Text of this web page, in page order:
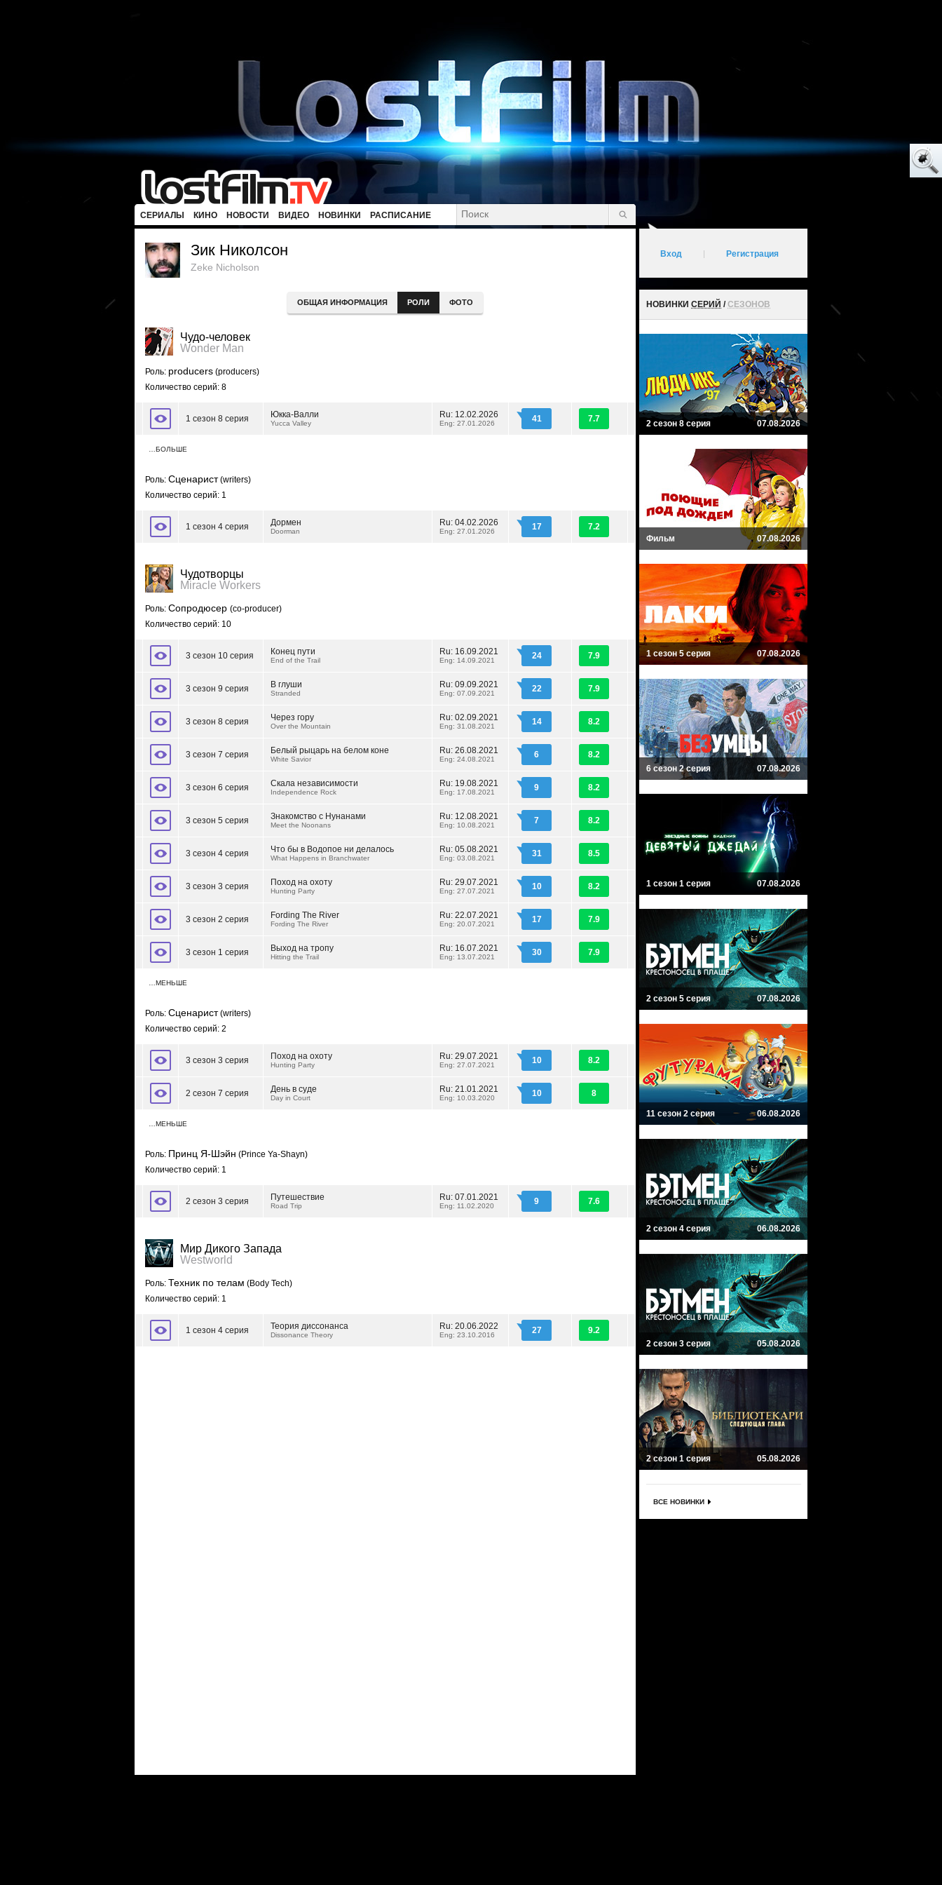
СЕРИАЛЫ КИНО НОВОСТИ ВИДЕО НОВИНКИ РАСПИСАНИЕ
Зик Николсон
Zeke Nicholson
ОБЩАЯ ИНФОРМАЦИЯ РОЛИ ФОТО
Чудо-человек
Wonder Man
Роль: producers (producers)
Количество серий: 8
1 сезон 8 серия Юкка-Валли
Yucca Valley
Ru: 12.02.2026
Eng: 27.01.2026 41 7.7
…БОЛЬШЕ
Роль: Сценарист(writers)
Количество серий: 1
1 сезон 4 серия Дормен
Doorman
Ru: 04.02.2026
Eng: 27.01.2026 17 7.2
Чудотворцы
Miracle Workers
Роль: Сопродюсер (co-producer)
Количество серий: 10
3 сезон 10 серия Конец пути
End of the Trail
Ru: 16.09.2021
Eng: 14.09.2021 24 7.9
3 сезон 9 серия В глуши
Stranded
Ru: 09.09.2021
Eng: 07.09.2021 22 7.9
3 сезон 8 серия Через гору
Over the Mountain
Ru: 02.09.2021
Eng: 31.08.2021 14 8.2
3 сезон 7 серия Белый рыцарь на белом коне
White Savior
Ru: 26.08.2021
Eng: 24.08.2021 6 8.2
3 сезон 6 серия Скала независимости
Independence Rock
Ru: 19.08.2021
Eng: 17.08.2021 9 8.2
3 сезон 5 серия Знакомство с Нунанами
Meet the Noonans
Ru: 12.08.2021
Eng: 10.08.2021 7 8.2
3 сезон 4 серия Что бы в Водопое ни делалось
What Happens in Branchwater
Ru: 05.08.2021
Eng: 03.08.2021 31 8.5
3 сезон 3 серия Поход на охоту
Hunting Party
Ru: 29.07.2021
Eng: 27.07.2021 10 8.2
3 сезон 2 серия Fording The River
Fording The River
Ru: 22.07.2021
Eng: 20.07.2021 17 7.9
3 сезон 1 серия Выход на тропу
Hitting the Trail
Ru: 16.07.2021
Eng: 13.07.2021 30 7.9
…МЕНЬШЕ
Роль: Сценарист(writers)
Количество серий: 2
3 сезон 3 серия Поход на охоту
Hunting Party
Ru: 29.07.2021
Eng: 27.07.2021 10 8.2
2 сезон 7 серия День в суде
Day in Court
Ru: 21.01.2021
Eng: 10.03.2020 10 8
…МЕНЬШЕ
Роль: Принц Я-Шэйн (Prince Ya-Shayn)
Количество серий: 1
2 сезон 3 серия Путешествие
Road Trip
Ru: 07.01.2021
Eng: 11.02.2020 9 7.6
Мир Дикого Запада
Westworld
Роль: Техник по телам (Body Tech)
Количество серий: 1
1 сезон 4 серия Теория диссонанса
Dissonance Theory
Ru: 20.06.2022
Eng: 23.10.2016 27 9.2
Вход Регистрация
НОВИНКИ СЕРИЙ /СЕЗОНОВ
2 сезон 8 серия 07.08.2026
Фильм 07.08.2026
1 сезон 5 серия 07.08.2026
6 сезон 2 серия 07.08.2026
1 сезон 1 серия 07.08.2026
2 сезон 5 серия 07.08.2026
11 сезон 2 серия 06.08.2026
2 сезон 4 серия 06.08.2026
2 сезон 3 серия 05.08.2026
2 сезон 1 серия 05.08.2026
ВСЕ НОВИНКИ